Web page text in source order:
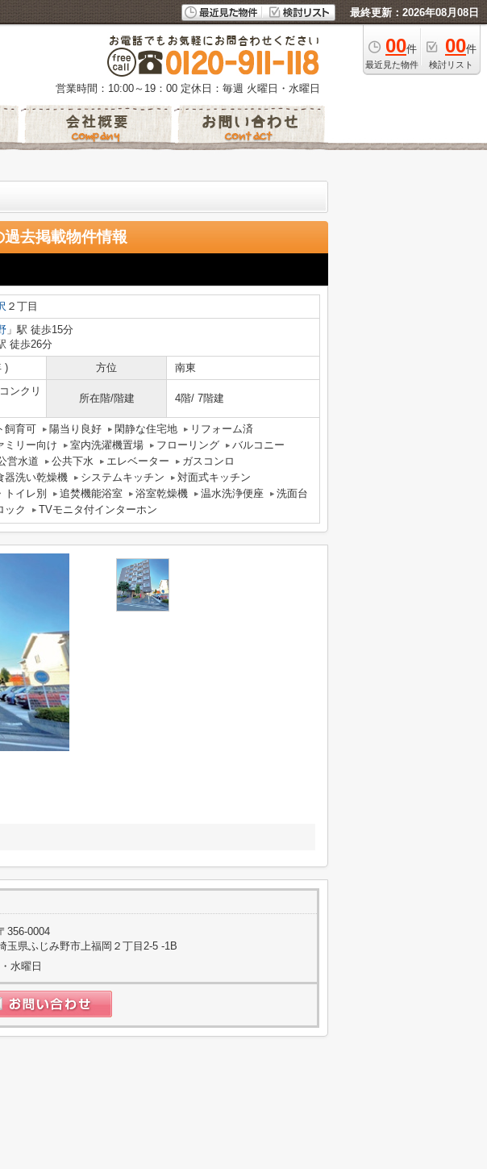
最終更新：2026年08月08日
00件
最近見た物件
00件
検討リスト
営業時間：10:00～19：00 定休日：毎週 火曜日・水曜日
過去掲載物件情報
２丁目
」駅 徒歩15分
徒歩26分
) 方位 南東
ンクリ
所在階/階建 4階/ 7階建
飼育可 陽当り良好 閑静な住宅地
リフォーム済
ミリー向け 室内洗濯機置場 フローリング
バルコニー
営水道 公共下水 エレベーター
ガスコンロ
器洗い乾燥機 システムキッチン
対面式キッチン
トイレ別 追焚機能浴室 浴室乾燥機 温水洗浄便座
洗面台
ック TVモニタ付インターホン
356-0004
玉県ふじみ野市上福岡２丁目2-5 -1B
水曜日